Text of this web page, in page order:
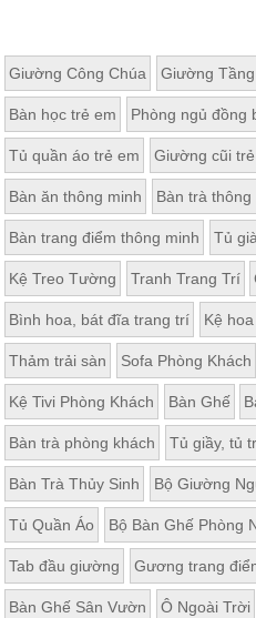
Giường Công Chúa Giường Tầng
Bàn học trẻ em Phòng ngủ đồng
Tủ quần áo trẻ em Giường cũi
Bàn ăn thông minh Bàn trà thông
Bàn trang điểm thông minh Tủ
Kệ Treo Tường Tranh Trang Trí
Bình hoa, bát đĩa trang trí Kệ hoa
Thảm trải sàn Sofa Phòng Khách
Kệ Tivi Phòng Khách Bàn Ghế
Bàn trà phòng khách Tủ giầy, tủ
Bàn Trà Thủy Sinh Bộ Giường
Tủ Quần Áo Bộ Bàn Ghế Phòng
Tab đầu giường Gương trang
Bàn Ghế Sân Vườn Ô Ngoài Trời